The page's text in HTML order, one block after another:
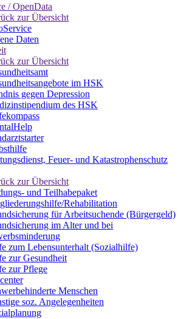
/ OpenData
zur Übersicht
Daten
zur Übersicht
im HSK
gegen Depression
des HSK
Feuer- und Katastrophenschutz
zur Übersicht
und Teilhabepaket
Rehabilitation
für Arbeitsuchende (Bürgergeld)
im Alter und bei
zum Lebensunterhalt (Sozialhilfe)
zur Gesundheit
zur Pflege
Menschen
soz. Angelegenheiten